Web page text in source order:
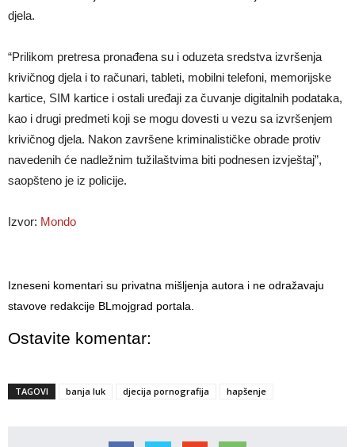
djela.
“Prilikom pretresa pronađena su i oduzeta sredstva izvršenja
krivičnog djela i to računari, tableti, mobilni telefoni, memorijske
kartice, SIM kartice i ostali uređaji za čuvanje digitalnih podataka,
kao i drugi predmeti koji se mogu dovesti u vezu sa izvršenjem
krivičnog djela. Nakon završene kriminalističke obrade protiv
navedenih će nadležnim tužilaštvima biti podnesen izvještaj”,
saopšteno je iz policije.
Izvor: Mondo
Izneseni komentari su privatna mišljenja autora i ne odražavaju
stavove redakcije BLmojgrad portala.
Ostavite komentar:
TAGOVI banja luk djecija pornografija hapšenje